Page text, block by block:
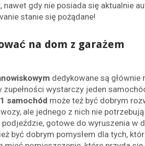
gdy nie posiada się aktualnie
stanie się pożądane!
na dom z garażem
dedykowane są głównie
wystarczy jeden
samochód może też być dobrym
ale jednego z nich nie
gotowe do wyruszenia w
być dobrym pomysłem dla tych,